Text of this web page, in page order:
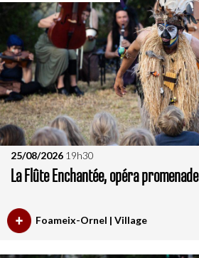
25/08/2026 19h30
La Flûte Enchantée, opéra promenade
Foameix-Ornel | Village